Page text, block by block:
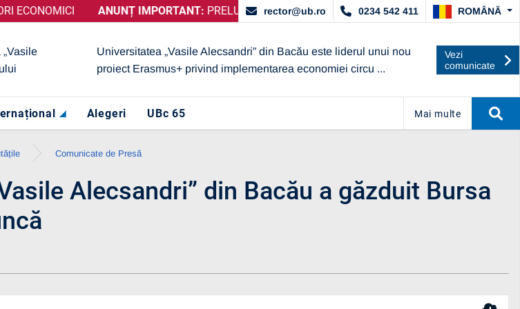
ANUNȚ IMPORTANT: UBc A
„GRAD DE ÎNCREDERE RIDICAT”, ACORDAT DE ARACIS
ANUNȚ IMPORTANT:PRELUNGIRE SELECȚIE PARTENERI – OPERATORI ECONOMICI
rector@ub.ro 0234 542 411 ROMÂNĂ
Universitatea „Vasile Alecsandri” din Bacău este liderul unui nou
proiect Erasmus+ privind implementarea economiei circu ...
Vezi
comunicate
Alegeri UBc 65 Mai multe
Comunicate de Presă
Alecsandri” din Bacău a găzduit Bursa